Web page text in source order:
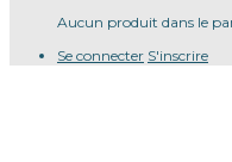
Aucun produit dans le
Se connecter S'inscrire